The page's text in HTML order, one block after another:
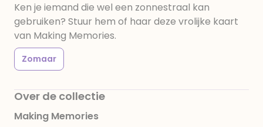
Ken je iemand die wel een zonnestraal kan
gebruiken? Stuur hem of haar deze vrolijke kaart
van Making Memories.
Zomaar
Over de collectie
Making Memories